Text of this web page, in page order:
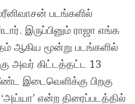
படங்களில்
இருப்பினும் ராஜா எங்க
ஆகிய மூன்று படங்களில்
அவர் கிட்டத்தட்ட 13
இடைவெளிக்கு பிறகு
என்ற திரைப்படத்தில்